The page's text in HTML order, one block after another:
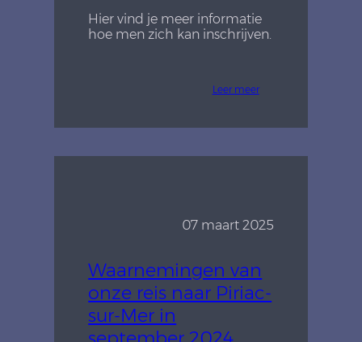
Hier vind je meer informatie
hoe men zich kan inschrijven.
Leer meer
07 maart 2025
Waarnemingen van
onze reis naar Piriac-
sur-Mer in